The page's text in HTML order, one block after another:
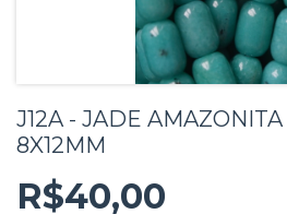
J12A - JADE
8X12MM
R$40,00